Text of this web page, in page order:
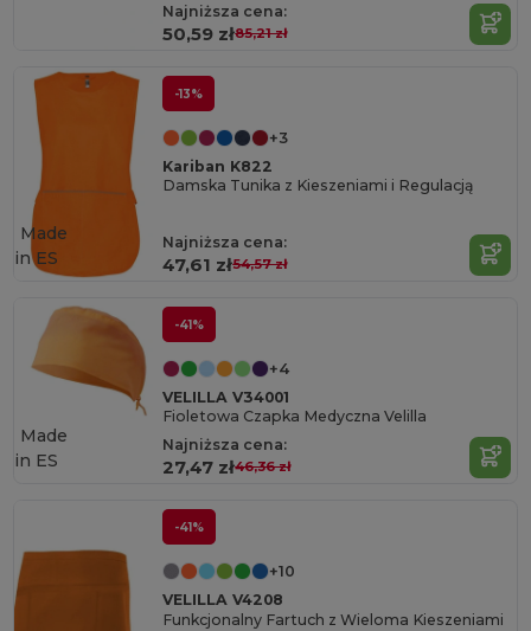
Najniższa cena:
50,59 zł85,21 zł
-13%
+3
Kariban K822
Damska Tunika z Kieszeniami i Regulacją
Najniższa cena:
47,61 zł54,57 zł
Made
in ES
-41%
+4
VELILLA V34001
Fioletowa Czapka Medyczna Velilla
Najniższa cena:
27,47 zł46,36 zł
Made
in ES
-41%
+10
VELILLA V4208
Funkcjonalny Fartuch z Wieloma Kieszeniami